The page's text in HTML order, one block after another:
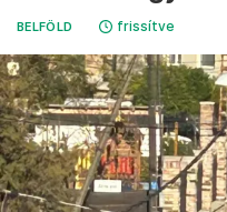
BELFÖLD frissítve